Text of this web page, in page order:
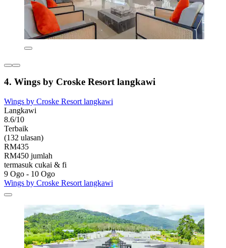
4. Wings by Croske Resort langkawi
Wings by Croske Resort langkawi
Langkawi
8.6/10
Terbaik
(132 ulasan)
RM435
RM450 jumlah
termasuk cukai & fi
9 Ogo - 10 Ogo
Wings by Croske Resort langkawi